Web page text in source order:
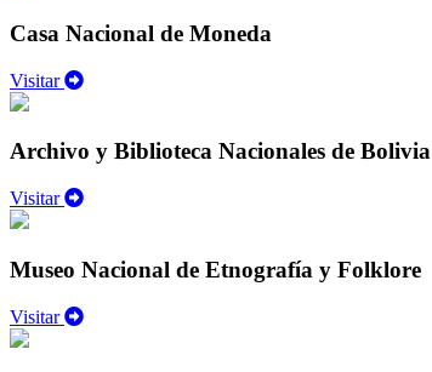
Casa Nacional de Moneda
Visitar
Archivo y Biblioteca Nacionales de Bolivia
Visitar
Museo Nacional de Etnografía y Folklore
Visitar